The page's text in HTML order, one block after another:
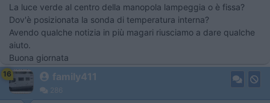
La luce verde al centro della manopola lampeggia o è fissa?
Dov'è posizionata la sonda di temperatura interna?
Avendo qualche notizia in più magari riusciamo a dare qualche
aiuto.
Buona giornata
16 family411
286